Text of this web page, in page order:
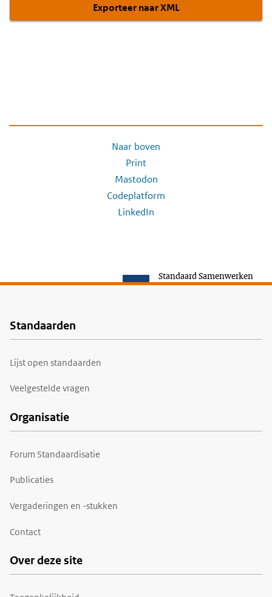
Exporteer naar XML
Naar boven
Print
Mastodon
Codeplatform
LinkedIn
Standaard Samenwerken
Voet
Standaarden
Lijst open standaarden
Veelgestelde vragen
Organisatie
Forum Standaardisatie
Publicaties
Vergaderingen en -stukken
Contact
Over deze site